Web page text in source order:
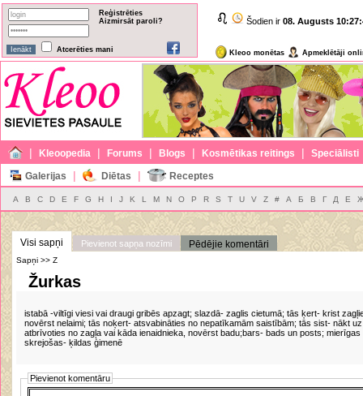
Reģistrēties
Aizmirsāt paroli?
Atcerēties mani
Šodien ir 08. Augusts
Kleoo monētas Apmeklētāji
| Kleoopedia | Forums | Blogs | Kosmētikas reitings | Speciālisti
Galerijas | Diētas | Receptes
A B C D E F G H I J K L M N O P R S T U V Z # А Б В Г Д Е
Visi sapņi Pievienot sapņa nozīmi Pēdējie komentāri
Sapņi >> Z
Žurkas
istabā -viltīgi viesi vai draugi gribēs apzagt; slazdā- zaglis cietumā; tās ķert- krist
novērst nelaimi; tās noķert- atsvabināties no nepatīkamām saistībām; tās sist- nākt
atbrīvoties no zagļa vai kāda ienaidnieka, novērst badu;bars- bads un posts;
skrejošas- ķildas ģimenē
Pievienot komentāru